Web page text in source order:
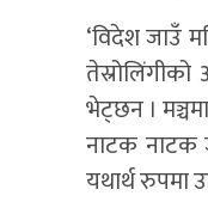
‘विदेश जाउँ
भेट्छन ।
नाटक नाटक
यथार्थ रुपमा